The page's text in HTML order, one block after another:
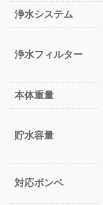
浄水システム
浄水フィルター
本体重量
貯水容量
対応ボンベ